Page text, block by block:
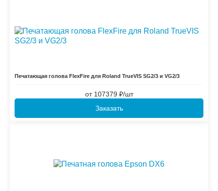
Печатающая голова FlexFire для Roland TrueVIS SG2/3 и VG2/3
от107379 ₽/шт
Заказать